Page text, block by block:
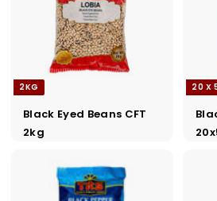
2KG
Black Eyed Beans CFT
2kg
20 X